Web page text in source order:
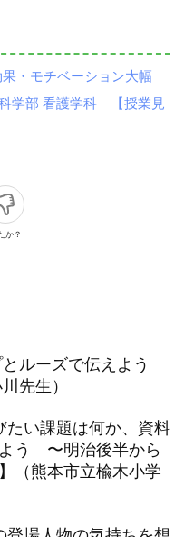
・モチベーション大幅
学部 看護学科 【授業見
か？
ルーズで伝えよう
先生）
たい課題は何か、資料
う 〜明治後半から
（熊本市立楡木小学